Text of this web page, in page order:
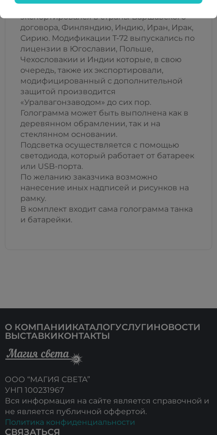
состоит на вооружении стран СНГ,
экспортировался в страны Варшавского
договора, Финляндию, Индию, Иран, Ирак,
Сирию. Модификации Т-72 выпускались по
лицензии в Югославии, Польше,
Чехословакии и Индии которые, в свою
очередь, также их экспортировали,
модифицированный с дополнительной
защитой производится
«Уралвагонзаводом» до сих пор.
Голограмма может быть выполнена как в
деревянном обрамлении, так и на
стеклянном основании.
Подсветка осуществляется с помощью
светодиода, который работает от батареек
или USB-порта.
По желанию заказчика возможно
нанесение иных надписей и рисунков на
рамку.
В комплект входит сама голограмма танка
и батарейки.
О КОМПАНИИКАТАЛОГУСЛУГИНОВОСТИ
ВЫСТАВКИКОНТАКТЫ
ООО “МАГИЯ СВЕТА”
УНП 100231967
Вся информация на сайте является справочной и
не является публичной оффертой.
Политика конфиденциальности
СВЯЗАТЬСЯ